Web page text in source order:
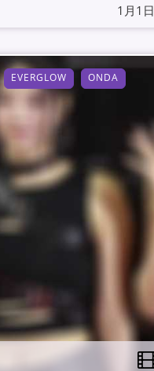
1月1日
EVERGLOW ONDA